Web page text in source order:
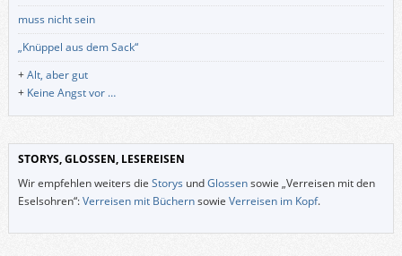
muss nicht sein
„Knüppel aus dem Sack“
+Alt, aber gut
+ Keine Angst vor …
STORYS, GLOSSEN, LESEREISEN
Wir empfehlen weiters die Storys undGlossensowie „Verreisen mit den
Eselsohren“:Verreisen mit Büchernsowie Verreisen im Kopf.